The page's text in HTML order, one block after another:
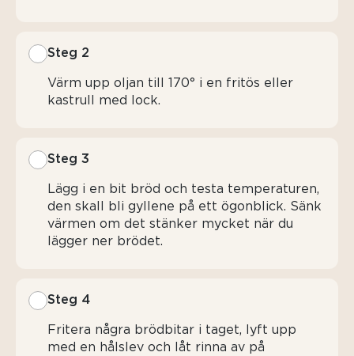
Steg 2
Värm upp oljan till 170° i en fritös eller
kastrull med lock.
Steg 3
Lägg i en bit bröd och testa temperaturen,
den skall bli gyllene på ett ögonblick. Sänk
värmen om det stänker mycket när du
lägger ner brödet.
Steg 4
Fritera några brödbitar i taget, lyft upp
med en hålslev och låt rinna av på